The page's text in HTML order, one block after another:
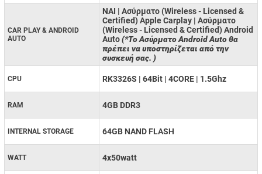
CAR PLAY & ANDROID
AUTO
ΝΑΙ | Ασύρματο (Wireless - Licensed &
Certified) Apple Carplay | Ασύρματο
(Wireless - Licensed & Certified) Android
Auto(*Το Ασύρματο Android Auto θα
πρέπει να υποστηρίζεται από την
συσκευή σας. )
CPU RK3326S | 64Bit | 4CORE | 1.5Ghz
RAM 4GB DDR3
INTERNAL STORAGE 64GB NAND FLASH
WATT 4x50watt